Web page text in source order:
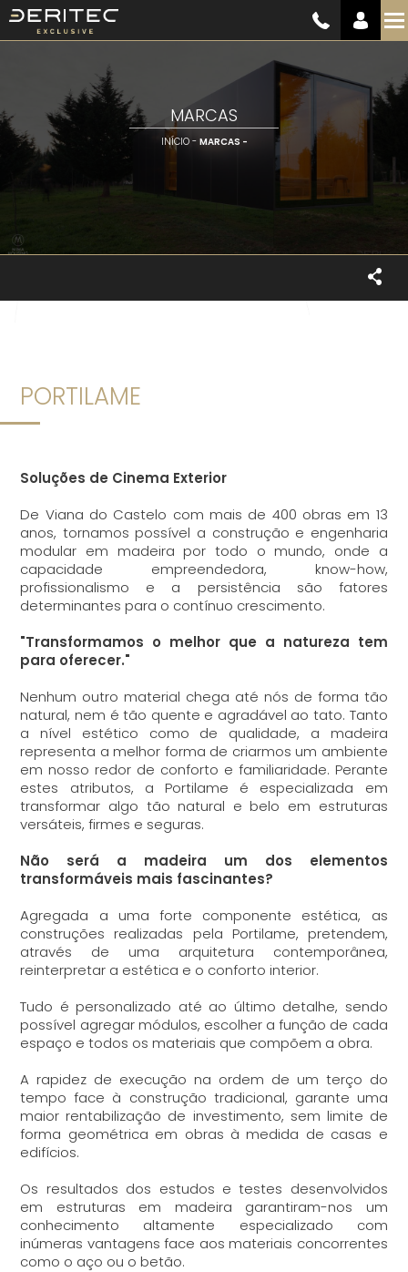
MARCAS
INÍCIO - MARCAS -
PORTILAME
Soluções de Cinema Exterior
De Viana do Castelo com mais de 400 obras em 13
anos, tornamos possível a construção e engenharia
modular em madeira por todo o mundo, onde a
capacidade empreendedora, know-how,
profissionalismo e a persistência são fatores
determinantes para o contínuo crescimento.
"Transformamos o melhor que a natureza tem
para oferecer."
Nenhum outro material chega até nós de forma tão
natural, nem é tão quente e agradável ao tato. Tanto
a nível estético como de qualidade, a madeira
representa a melhor forma de criarmos um ambiente
em nosso redor de conforto e familiaridade. Perante
estes atributos, a Portilame é especializada em
transformar algo tão natural e belo em estruturas
versáteis, firmes e seguras.
Não será a madeira um dos elementos
transformáveis mais fascinantes?
Agregada a uma forte componente estética, as
construções realizadas pela Portilame, pretendem,
através de uma arquitetura contemporânea,
reinterpretar a estética e o conforto interior.
Tudo é personalizado até ao último detalhe, sendo
possível agregar módulos, escolher a função de cada
espaço e todos os materiais que compõem a obra.
A rapidez de execução na ordem de um terço do
tempo face à construção tradicional, garante uma
maior rentabilização de investimento, sem limite de
forma geométrica em obras à medida de casas e
edifícios.
Os resultados dos estudos e testes desenvolvidos
em estruturas em madeira garantiram-nos um
conhecimento altamente especializado com
inúmeras vantagens face aos materiais concorrentes
como o aço ou o betão.